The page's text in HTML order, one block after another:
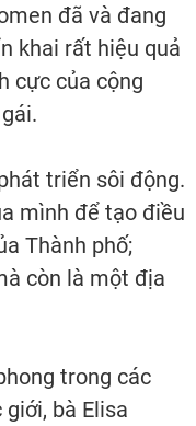
đã và đang
khai rất hiệu quả
cực của cộng
triển sôi động.
mình để tạo điều
Thành phố;
còn là một địa
trong các
bà Elisa